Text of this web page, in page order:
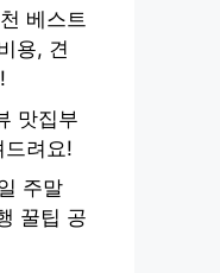
베스트
용, 견
맛집부
려요!
주말
꿀팁 공